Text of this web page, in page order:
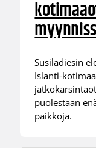
Susiladiesin
Islanti-
puolestaan
paikkoja.